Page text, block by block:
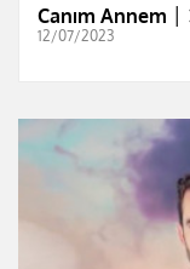
Canım Annem │
12/07/2023